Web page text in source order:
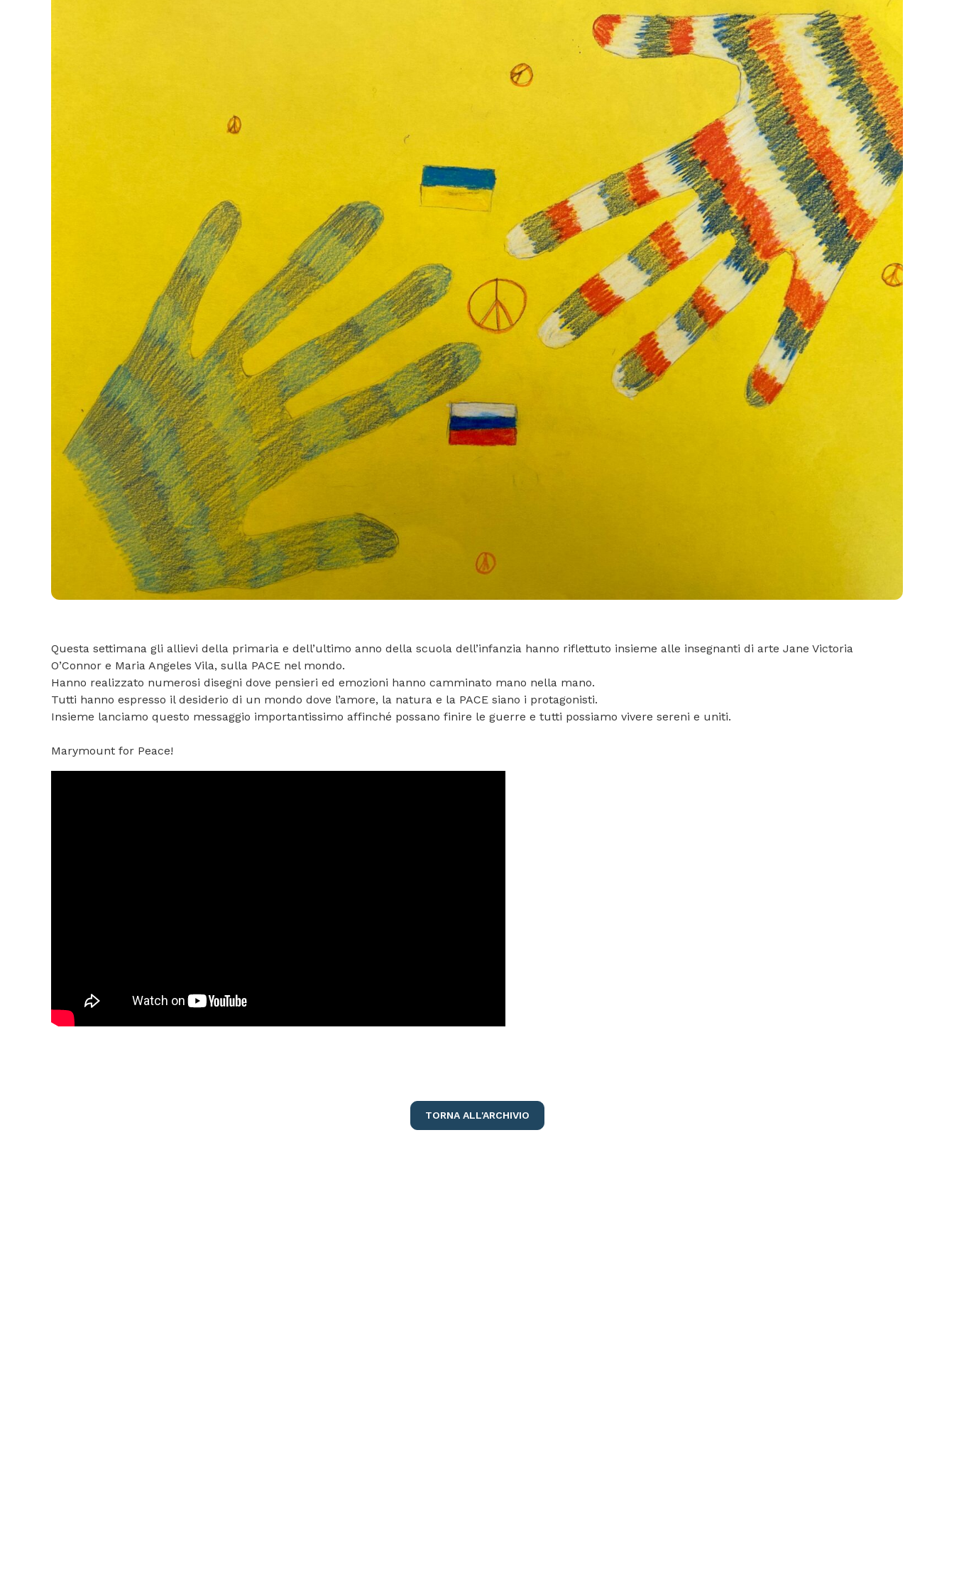
Questa settimana gli allievi della primaria e dell’ultimo anno della scuola dell’infanzia hanno riflettuto insieme alle insegnanti di arte Jane Victoria
O’Connor e Maria Angeles Vila, sulla PACE nel mondo.
Hanno realizzato numerosi disegni dove pensieri ed emozioni hanno camminato mano nella mano.
Tutti hanno espresso il desiderio di un mondo dove l’amore, la natura e la PACE siano i protagonisti.
Insieme lanciamo questo messaggio importantissimo affinché possano finire le guerre e tutti possiamo vivere sereni e uniti.
Marymount for Peace!
TORNA ALL'ARCHIVIO